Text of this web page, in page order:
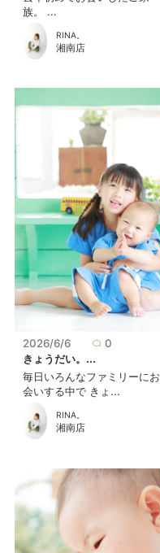
族。 ...
RINA。
湘南店
2026/6/6
0
きょうだい。...
毎日いろんなファミリーにお
会いする中で きょ...
RINA。
湘南店